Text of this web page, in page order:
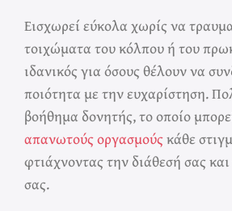
Εισχωρεί εύκολα χωρίς να
τοιχώματα του κόλπου ή του
ιδανικός για όσους θέλουν να
ποιότητα με την ευχαρίστηση.
βοήθημα δονητής, το οποίο
απανωτούς οργασμούςκάθε
φτιάχνοντας την διάθεσή σας
σας.